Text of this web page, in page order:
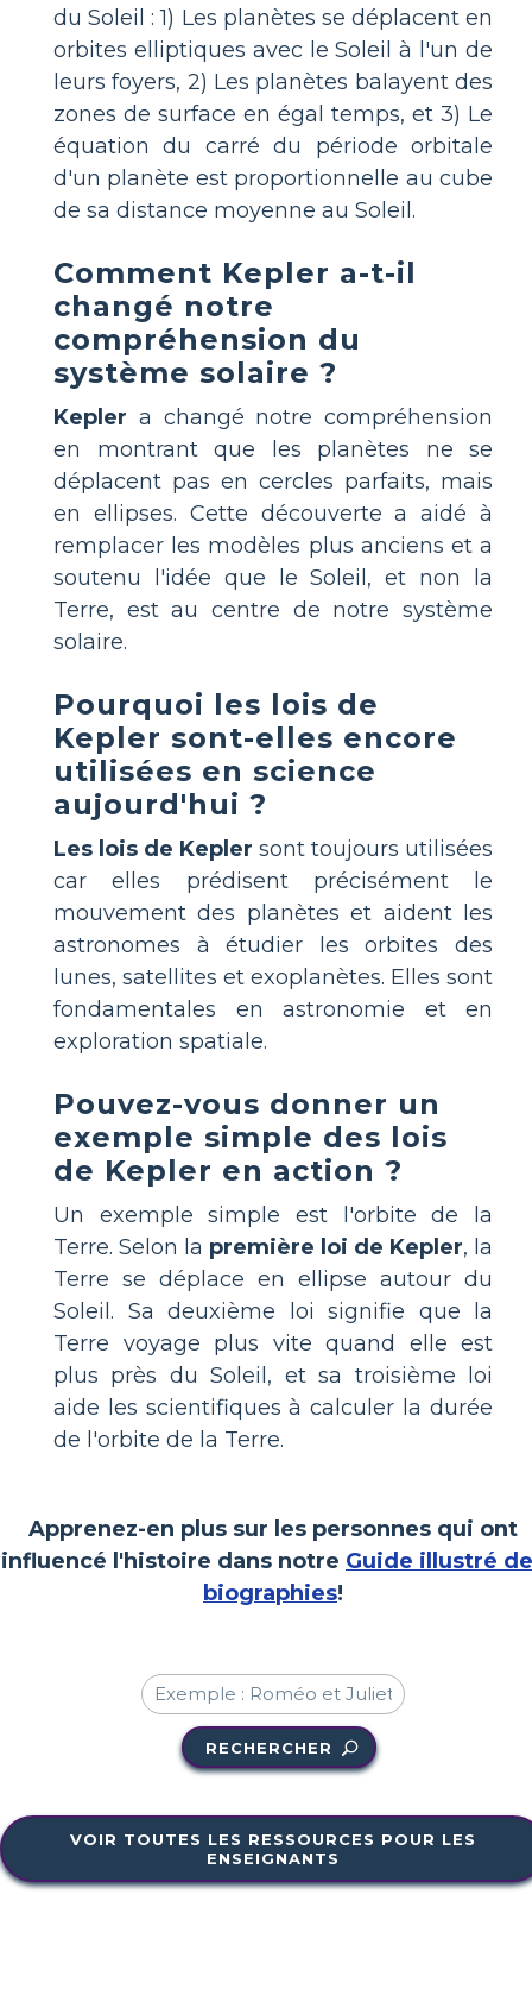
du Soleil : 1) Les planètes se déplacent en
orbites elliptiques avec le Soleil à l'un de
leurs foyers, 2) Les planètes balayent des
zones de surface en égal temps, et 3) Le
équation du carré du période orbitale
d'un planète est proportionnelle au cube
de sa distance moyenne au Soleil.
Comment Kepler a-t-il
changé notre
compréhension du
système solaire ?
Kepler a changé notre compréhension
en montrant que les planètes ne se
déplacent pas en cercles parfaits, mais
en ellipses. Cette découverte a aidé à
remplacer les modèles plus anciens et a
soutenu l'idée que le Soleil, et non la
Terre, est au centre de notre système
solaire.
Pourquoi les lois de
Kepler sont-elles encore
utilisées en science
aujourd'hui ?
Les lois de Kepler sont toujours utilisées
car elles prédisent précisément le
mouvement des planètes et aident les
astronomes à étudier les orbites des
lunes, satellites et exoplanètes. Elles sont
fondamentales en astronomie et en
exploration spatiale.
Pouvez-vous donner un
exemple simple des lois
de Kepler en action ?
Un exemple simple est l'orbite de la
Terre. Selon la première loi de Kepler, la
Terre se déplace en ellipse autour du
Soleil. Sa deuxième loi signifie que la
Terre voyage plus vite quand elle est
plus près du Soleil, et sa troisième loi
aide les scientifiques à calculer la durée
de l'orbite de la Terre.
Apprenez-en plus sur les personnes qui ont
influencé l'histoire dans notre Guide illustré
biographies!
RECHERCHER
VOIR TOUTES LES RESSOURCES POUR LES
ENSEIGNANTS